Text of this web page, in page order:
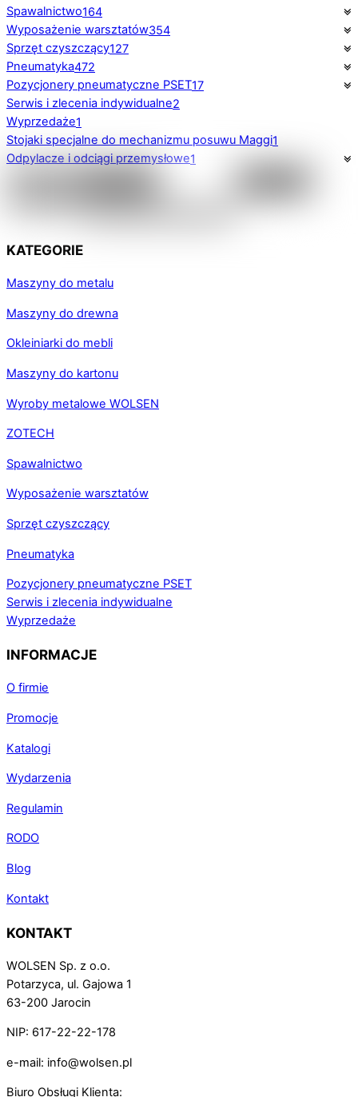
Spawalnictwo164
Wyposażenie warsztatów354
Sprzęt czyszczący127
Pneumatyka472
Pozycjonery pneumatyczne PSET17
Serwis i zlecenia indywidualne2
Wyprzedaże1
Stojaki specjalne do mechanizmu posuwu Maggi1
Odpylacze i odciągi przemysłowe1
KATEGORIE
Maszyny do metalu
Maszyny do drewna
Okleiniarki do mebli
Maszyny do kartonu
Wyroby metalowe WOLSEN
ZOTECH
Spawalnictwo
Wyposażenie warsztatów
Sprzęt czyszczący
Pneumatyka
Pozycjonery pneumatyczne PSET
Serwis i zlecenia indywidualne
Wyprzedaże
INFORMACJE
O firmie
Promocje
Katalogi
Wydarzenia
Regulamin
RODO
Blog
Kontakt
KONTAKT
WOLSEN Sp. z o.o.
Potarzyca, ul. Gajowa 1
63-200 Jarocin
NIP: 617-22-22-178
e-mail: info@wolsen.pl
Biuro Obsługi Klienta: